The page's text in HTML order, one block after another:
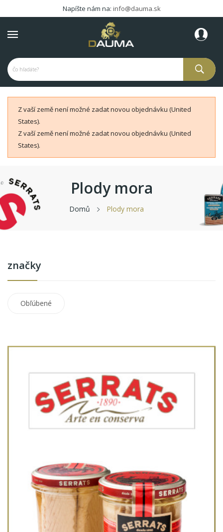
Napíšte nám na: info@dauma.sk
Z vaší země není možné zadat novou objednávku (United
States).
Z vaší země není možné zadat novou objednávku (United
States).
Plody mora
Domů Plody mora
značky
Obľúbené